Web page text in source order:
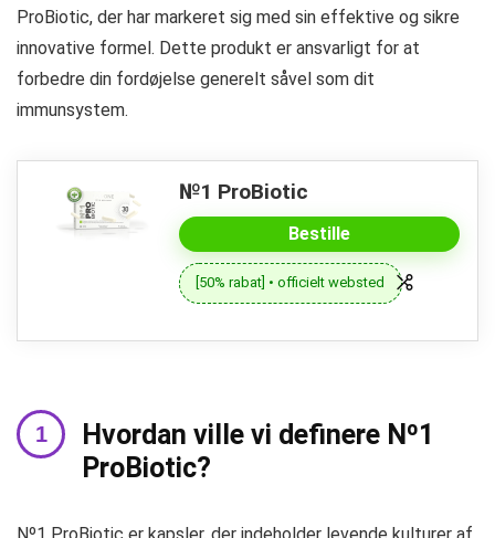
ProBiotic, der har markeret sig med sin effektive og sikre
innovative formel. Dette produkt er ansvarligt for at
forbedre din fordøjelse generelt såvel som dit
immunsystem.
№1 ProBiotic
Bestille
[50% rabat] • officielt websted
Hvordan ville vi definere Nº1
ProBiotic?
Nº1 ProBiotic er kapsler, der indeholder levende kulturer af